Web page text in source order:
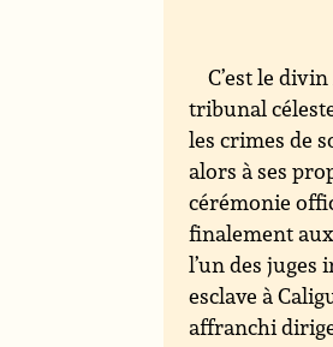
C’est le
tribunal
les crimes de
alors à ses
cérémonie
finalement
l’un des
esclave à
affranchi